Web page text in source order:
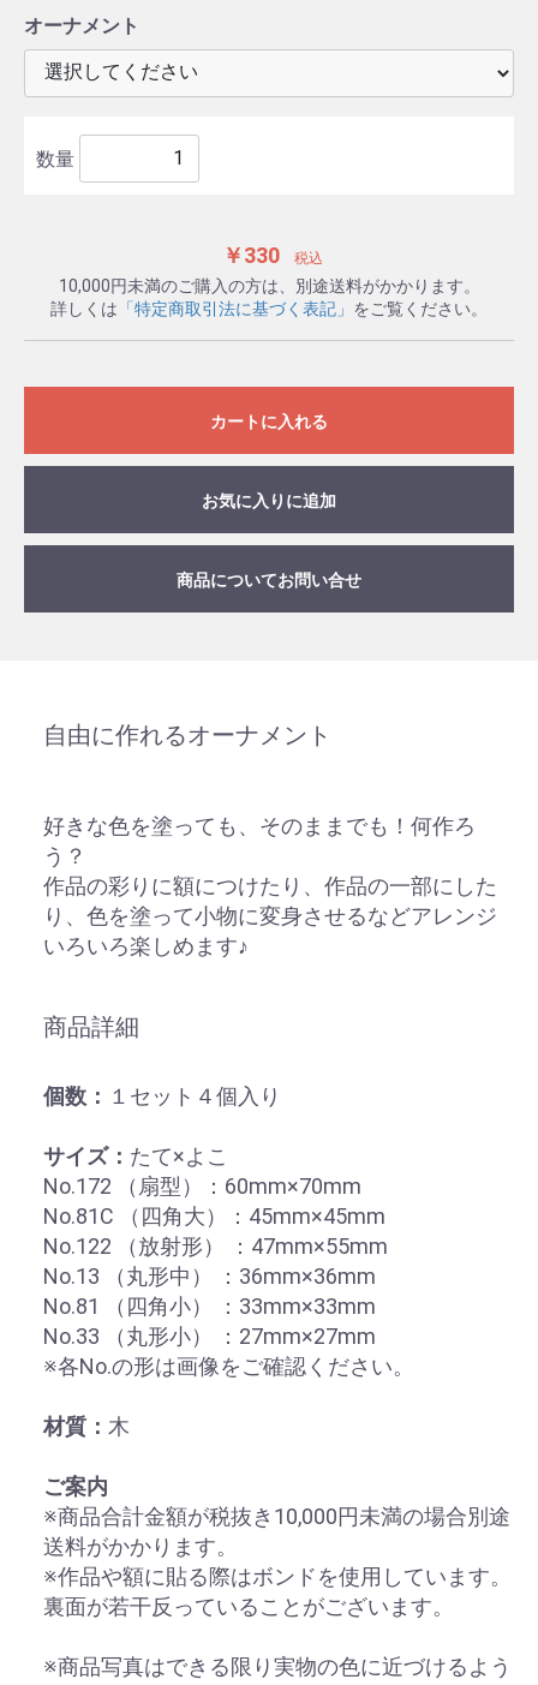
オーナメント
数量
￥330 税込
10,000円未満のご購入の方は、別途送料がかかります。
詳しくは 「特定商取引法に基づく表記」 をご覧ください。
カートに入れる
お気に入りに追加
商品についてお問い合せ
自由に作れるオーナメント
好きな色を塗っても、そのままでも！何作ろ
う？
作品の彩りに額につけたり、作品の一部にした
り、色を塗って小物に変身させるなどアレンジ
いろいろ楽しめます♪
商品詳細
個数： １セット４個入り
サイズ： たて×よこ
No.172 （扇型）：60mm×70mm
No.81C （四角大）：45mm×45mm
No.122 （放射形） ：47mm×55mm
No.13 （丸形中） ：36mm×36mm
No.81 （四角小） ：33mm×33mm
No.33 （丸形小） ：27mm×27mm
※各No.の形は画像をご確認ください。
材質： 木
ご案内
※商品合計金額が税抜き10,000円未満の場合別途
送料がかかります。
※作品や額に貼る際はボンドを使用しています。
裏面が若干反っていることがございます。
※商品写真はできる限り実物の色に近づけるよう